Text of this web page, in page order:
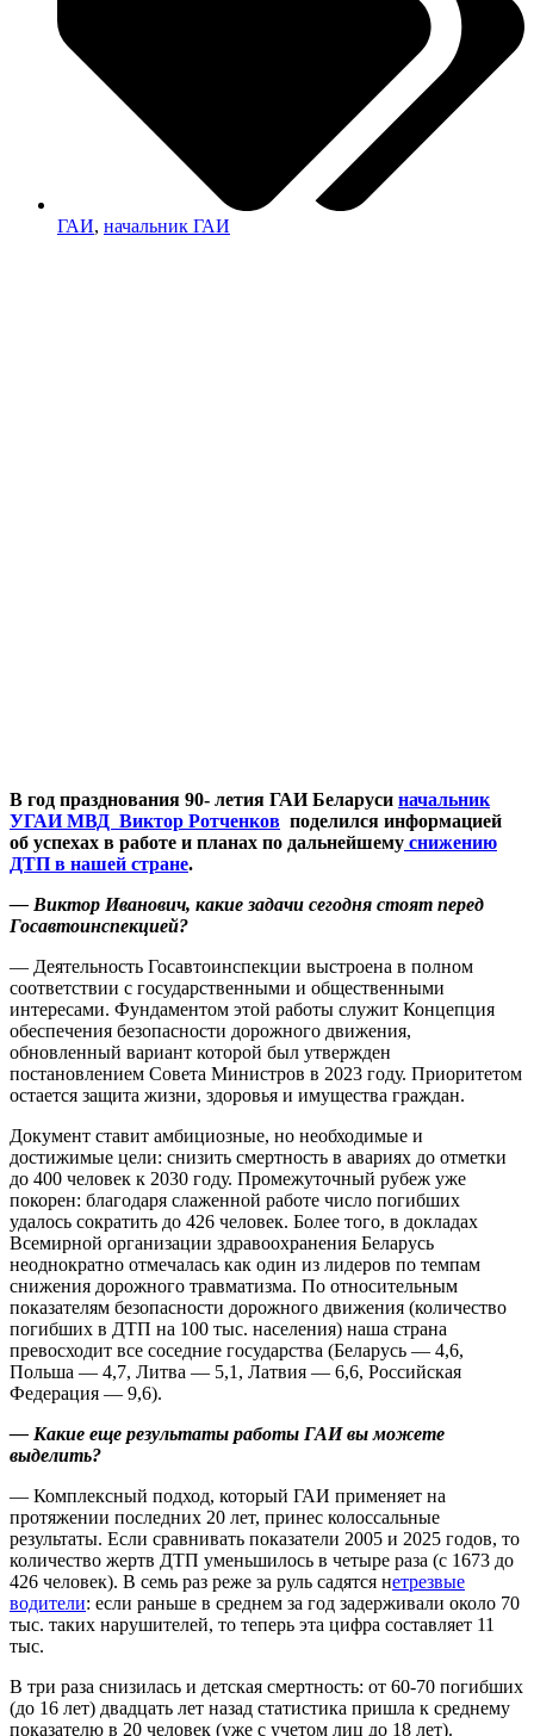
ГАИ, начальник ГАИ
В год празднования 90- летия ГАИ Беларуси начальник
УГАИ МВД Виктор Ротченков поделился информацией
об успехах в работе и планах по дальнейшему снижению
ДТП в нашей стране.
— Виктор Иванович, какие задачи сегодня стоят перед
Госавтоинспекцией?
— Деятельность Госавтоинспекции выстроена в полном
соответствии с государственными и общественными
интересами. Фундаментом этой работы служит Концепция
обеспечения безопасности дорожного движения,
обновленный вариант которой был утвержден
постановлением Совета Министров в 2023 году. Приоритетом
остается защита жизни, здоровья и имущества граждан.
Документ ставит амбициозные, но необходимые и
достижимые цели: снизить смертность в авариях до отметки
до 400 человек к 2030 году. Промежуточный рубеж уже
покорен: благодаря слаженной работе число погибших
удалось сократить до 426 человек. Более того, в докладах
Всемирной организации здравоохранения Беларусь
неоднократно отмечалась как один из лидеров по темпам
снижения дорожного травматизма. По относительным
показателям безопасности дорожного движения (количество
погибших в ДТП на 100 тыс. населения) наша страна
превосходит все соседние государства (Беларусь — 4,6,
Польша — 4,7, Литва — 5,1, Латвия — 6,6, Российская
Федерация — 9,6).
— Какие еще результаты работы ГАИ вы можете
выделить?
— Комплексный подход, который ГАИ применяет на
протяжении последних 20 лет, принес колоссальные
результаты. Если сравнивать показатели 2005 и 2025 годов, то
количество жертв ДТП уменьшилось в четыре раза (с 1673 до
426 человек). В семь раз реже за руль садятся нетрезвые
водители: если раньше в среднем за год задерживали около 70
тыс. таких нарушителей, то теперь эта цифра составляет 11
тыс.
В три раза снизилась и детская смертность: от 60-70 погибших
(до 16 лет) двадцать лет назад статистика пришла к среднему
показателю в 20 человек (уже с учетом лиц до 18 лет).